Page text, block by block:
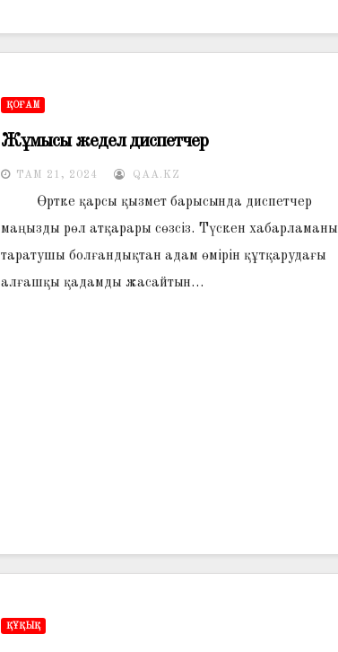
ҚОҒАМ
Жұмысы жедел диспетчер
ТАМ 21, 2024 QAA.KZ
Өртке қарсы қызмет барысында диспетчер
маңызды рөл атқарары сөзсіз. Түскен хабарламаны
таратушы болғандықтан адам өмірін құтқарудағы
алғашқы қадамды жасайтын…
ҚҰҚЫҚ